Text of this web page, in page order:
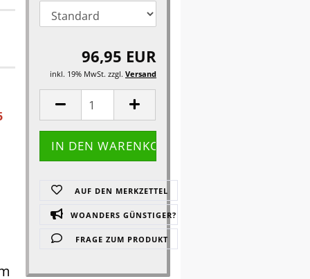
96,95 EUR
inkl. 19% MwSt. zzgl. Versand
AUF DEN MERKZETTEL
WOANDERS GÜNSTIGER?
FRAGE ZUM PRODUKT